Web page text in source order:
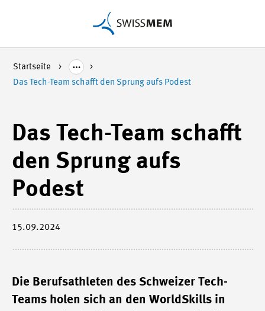
Startseite
Das Tech-Team schafft den Sprung aufs Podest
Das Tech-Team schafft
den Sprung aufs
Podest
15.09.2024
Die Berufsathleten des Schweizer Tech-
Teams holen sich an den WorldSkills in